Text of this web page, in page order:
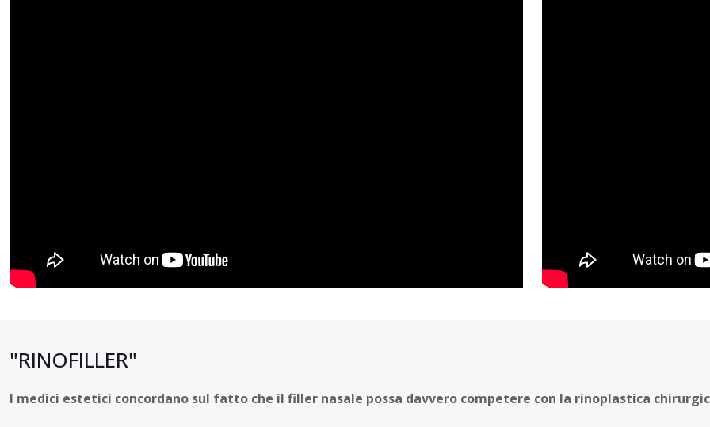
"RINOFILLER"
I medici estetici concordano sul fatto che il filler nasale possa davvero competere con la rinoplastica